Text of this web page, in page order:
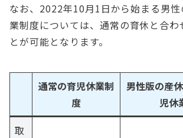
なお、2022年10月1日から始まる男
業制度については、通常の育休と合わ
とが可能となります。
通常の育児休業制
度
男性版の産
児休
取